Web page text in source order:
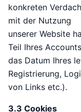
konkreten
mit der Nutzung
unserer Website
Teil Ihres Accounts
das Datum Ihres
Registrierung,
von Links etc.).
3.3 Cookies